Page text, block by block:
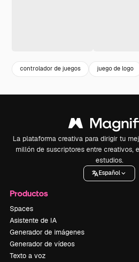
controlador de juegos juego de logo
La plataforma creativa para dirigir tu
millón de suscriptores entre creativos,
estudios.
Español
Productos
Spaces
Asistente de IA
Generador de imágenes
Generador de vídeos
Texto a voz